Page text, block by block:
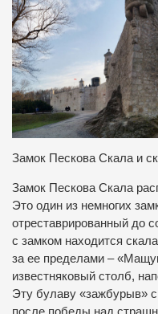
Замок Пескова Скала и
Замок Пескова Скала
Это один из немногих
отреставрированный до
с замком находится
за ее пределами –
известняковый столб,
Эту булаву «зажбурыв»